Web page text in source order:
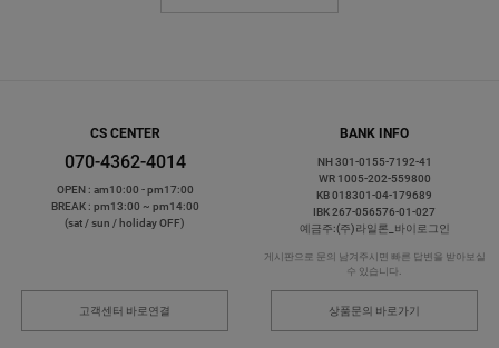
CS CENTER
070-4362-4014
OPEN : am10:00 - pm17:00
BREAK : pm13:00 ~ pm14:00
(sat / sun / holiday OFF)
BANK INFO
NH 301-0155-7192-41
WR 1005-202-559800
KB 018301-04-179689
IBK 267-056576-01-027
예금주:(주)라일론_바이로그인
게시판으로 문의 남겨주시면 빠른 답변을 받아보실
수 있습니다.
고객센터 바로연결 상품문의 바로가기